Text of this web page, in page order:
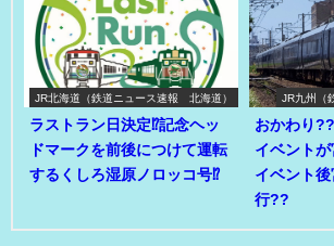
JR北海道（鉄道ニュース速報 北海道）
ラストラン日決定⁉記念ヘッ
ドマークを前後につけて運転
するくしろ湿原ノロッコ号⁉
JR九州（
おかわり
イベント
イベント
行??